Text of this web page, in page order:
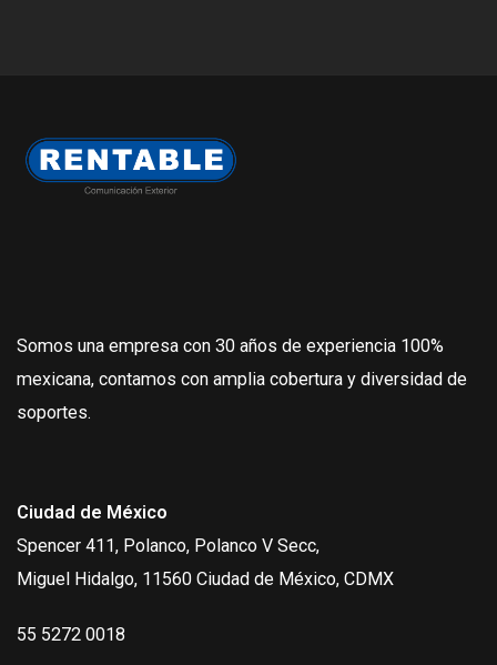
Somos una empresa con 30 años de experiencia 100%
mexicana, contamos con amplia cobertura y diversidad de
soportes.
Ciudad de México
Spencer 411, Polanco, Polanco V Secc,
Miguel Hidalgo, 11560 Ciudad de México, CDMX
55 5272 0018